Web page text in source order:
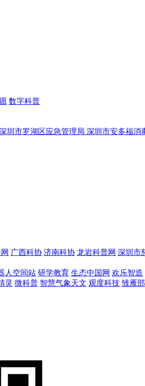
数字科普
圳市罗湖区应急管理局 深圳市安多福
广西科协 济南科协 龙岩科普网 深圳市
人空间站 研学教育 生态中国网 欢乐智造
灵 微科普 智慧气象天文 观度科技 雏雁